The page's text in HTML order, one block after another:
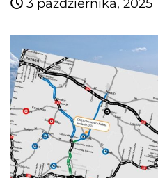
3 października, 2025